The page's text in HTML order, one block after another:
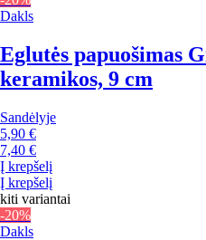
Dakls
Eglutės papuošimas
keramikos, 9 cm
Sandėlyje
5,90 €
7,40 €
Į krepšelį
Į krepšelį
kiti variantai
-20%
Dakls